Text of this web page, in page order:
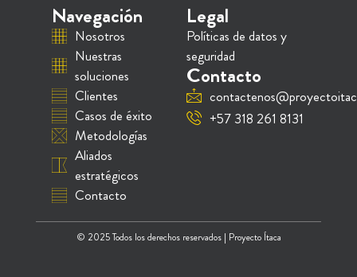
Navegación
Nosotros
Nuestras
soluciones
Clientes
Casos de éxito
Metodologías
Aliados
estratégicos
Contacto
Legal
Políticas de datos y
seguridad
Contacto
+57 318 261 8131
© 2025 Todos los derechos reservados | Proyecto Ítaca